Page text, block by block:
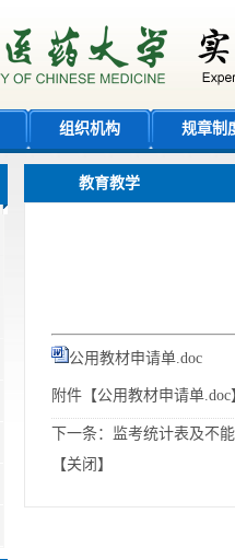
组织机构 规章制
教育教学
公用教材申请单.doc
附件【公用教材申请单.doc
下一条： 监考统计表及不
【关闭 】